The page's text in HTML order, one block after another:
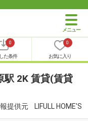
0
た条件
0
お気に入り
駅 2K 賃貸(賃貸
提供元 LIFULL HOME'S